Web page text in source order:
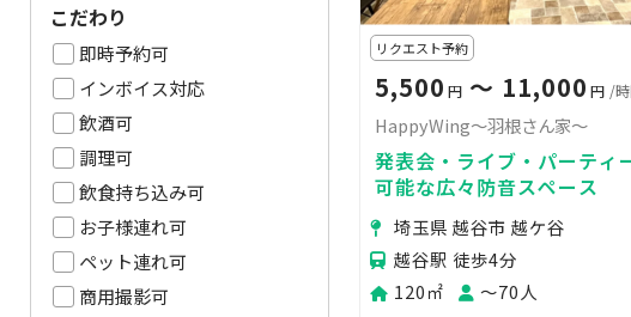
こだわり
即時予約可
インボイス対応
飲酒可
調理可
飲食持ち込み可
お子様連れ可
ペット連れ可
商用撮影可
リクエスト予約
5,500 円 〜 11,000 円 /
HappyWing～羽根さん家～
発表会・ライブ・パーテ
可能な広々防音スペース
埼玉県 越谷市 越ケ谷
越谷駅 徒歩4分
120㎡
〜70人